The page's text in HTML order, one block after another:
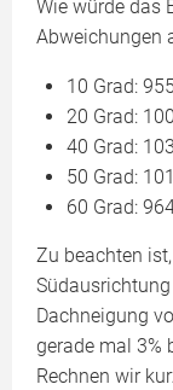
Wie würde das
Abweichungen
10 Grad:
20 Grad:
40 Grad:
50 Grad:
60 Grad:
Zu beachten
Dachneigung
gerade mal 3%
Rechnen wir